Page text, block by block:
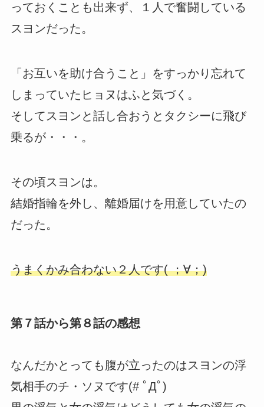
っておくことも出来ず、１人で奮闘している
スヨンだった。
「お互いを助け合うこと」をすっかり忘れて
しまっていたヒョヌはふと気づく。
そしてスヨンと話し合おうとタクシーに飛び
乗るが・・・。
その頃スヨンは。
結婚指輪を外し、離婚届けを用意していたの
だった。
うまくかみ合わない２人です( ；∀；)
第７話から第８話の感想
なんだかとっても腹が立ったのはスヨンの浮
気相手のチ・ソヌです(# ﾟДﾟ)